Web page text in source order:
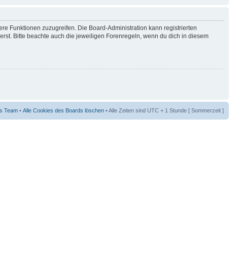
Funktionen zuzugreifen. Die Board-Administration kann registrierten
Bitte beachte auch die jeweiligen Forenregeln, wenn du dich in diesem
Team • Alle Cookies des Boards löschen • Alle Zeiten sind UTC + 1 Stunde [ Sommerzeit ]